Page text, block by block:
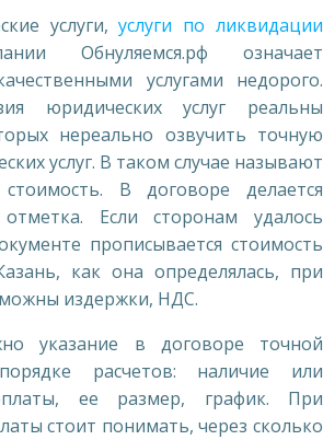
услуги,услуги по ликвидации
Обнуляемся.рф означает
услугами недорого.
юридических услуг реальны
нереально озвучить точную
услуг. В таком случае называют
В договоре делается
Если сторонам удалось
прописывается стоимость
как она определялась, при
издержки, НДС.
указание в договоре точной
расчетов: наличие или
ее размер, график. При
стоит понимать, через сколько